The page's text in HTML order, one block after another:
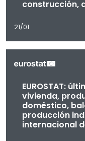
construcción,
21/01
EUROSTAT:
vivienda,
doméstico,
producción
internacional